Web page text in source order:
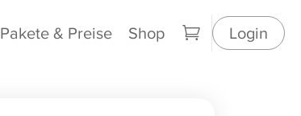
Pakete & Preise Shop Login